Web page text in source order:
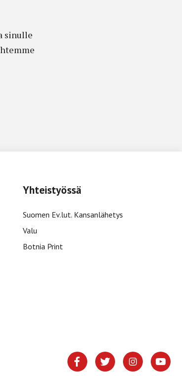
sinulle
Yhteistyössä
Suomen Ev.lut. Kansanlähetys
Valu
Botnia Print